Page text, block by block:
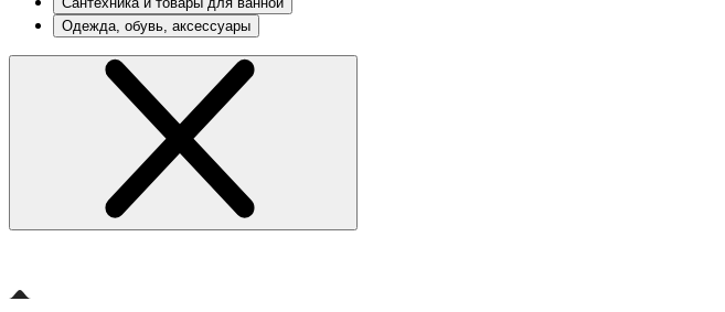
Одежда, обувь, аксессуары